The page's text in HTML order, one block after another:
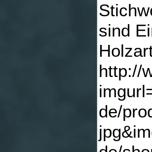
sind
http://
de/